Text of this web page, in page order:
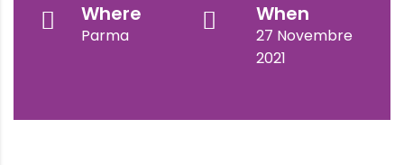
Where
Parma
When
27 Novembre
2021